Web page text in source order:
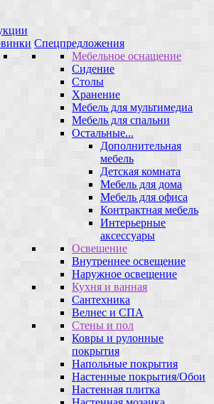
Спецпредложения
Мебельное оснащение
Сидение
Столы
Хранение
Мебель для мультимедиа
Мебель для спальни
Остальные...
Дополнительная
мебель
Детская комната
Мебель для дома
Мебель для офиса
Контрактная мебель
Интерьерные
аксессуары
Освещение
Внутреннее освещение
Наружное освещение
Кухня и ванная
Сантехника
Велнес и СПА
Стены и пол
Ковры и рулонные
покрытия
Напольные покрытия
Настенные покрытия/Обои
Настенная плитка